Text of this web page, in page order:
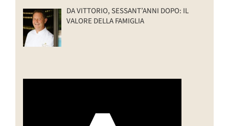
DA VITTORIO, SESSANT’ANNI DOPO: IL
VALORE DELLA FAMIGLIA